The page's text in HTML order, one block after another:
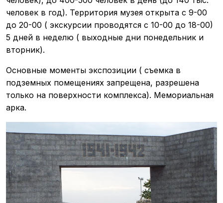
человек в год). Территория музея открыта с 9-00
до 20-00 ( экскурсии проводятся с 10-00 до 18-00)
5 дней в неделю ( выходные дни понедельник и
вторник).
Основные моменты экспозиции ( съемка в
подземных помещениях запрещена, разрешена
только на поверхности комплекса). Мемориальная
арка.